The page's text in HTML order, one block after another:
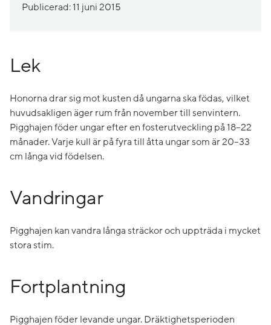
Publicerad: 11 juni 2015
Lek
Honorna drar sig mot kusten då ungarna ska födas, vilket
huvudsakligen äger rum från november till senvintern.
Pigghajen föder ungar efter en fosterutveckling på 18–22
månader. Varje kull är på fyra till åtta ungar som är 20–33
cm långa vid födelsen.
Vandringar
Pigghajen kan vandra långa sträckor och uppträda i mycket
stora stim.
Fortplantning
Pigghajen föder levande ungar. Dräktighetsperioden